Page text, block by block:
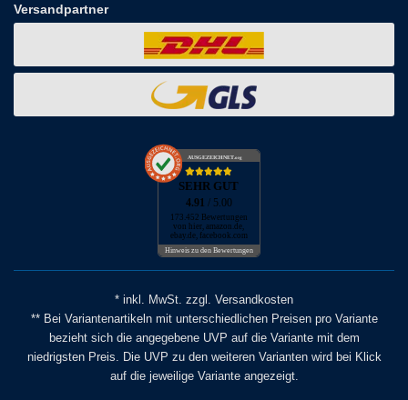
Versandpartner
AUSGEZEICHNET.org
SEHR GUT
4.91 / 5.00
173.452 Bewertungen
von hier, amazon.de,
ebay.de, facebook.com
Hinweis zu den Bewertungen
* inkl. MwSt. zzgl. Versandkosten
** Bei Variantenartikeln mit unterschiedlichen Preisen pro Variante
bezieht sich die angegebene UVP auf die Variante mit dem
niedrigsten Preis. Die UVP zu den weiteren Varianten wird bei Klick
auf die jeweilige Variante angezeigt.